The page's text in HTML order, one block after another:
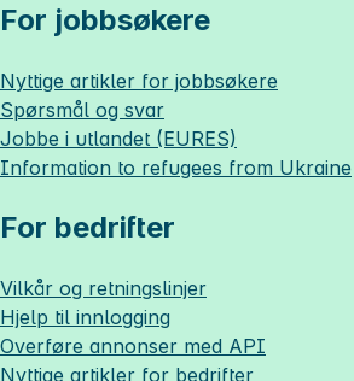
For jobbsøkere
Nyttige artikler for jobbsøkere
Spørsmål og svar
Jobbe i utlandet (EURES)
Information to refugees from Ukraine
For bedrifter
Vilkår og retningslinjer
Hjelp til innlogging
Overføre annonser med API
Nyttige artikler for bedrifter